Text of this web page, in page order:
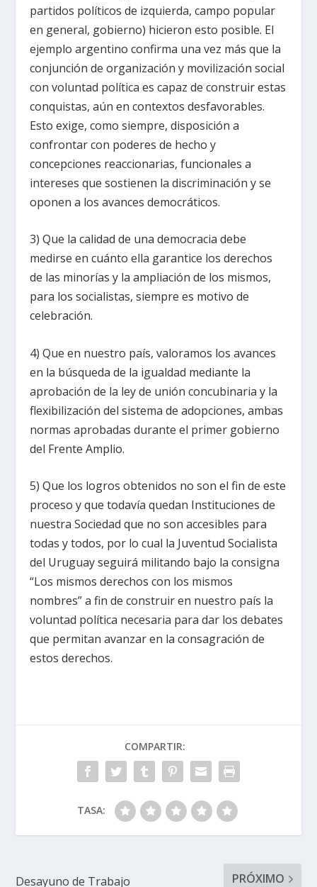
partidos políticos de izquierda, campo popular
en general, gobierno) hicieron esto posible. El
ejemplo argentino confirma una vez más que la
conjunción de organización y movilización social
con voluntad política es capaz de construir estas
conquistas, aún en contextos desfavorables.
Esto exige, como siempre, disposición a
confrontar con poderes de hecho y
concepciones reaccionarias, funcionales a
intereses que sostienen la discriminación y se
oponen a los avances democráticos.
3) Que la calidad de una democracia debe
medirse en cuánto ella garantice los derechos
de las minorías y la ampliación de los mismos,
para los socialistas, siempre es motivo de
celebración.
4) Que en nuestro país, valoramos los avances
en la búsqueda de la igualdad mediante la
aprobación de la ley de unión concubinaria y la
flexibilización del sistema de adopciones, ambas
normas aprobadas durante el primer gobierno
del Frente Amplio.
5) Que los logros obtenidos no son el fin de este
proceso y que todavía quedan Instituciones de
nuestra Sociedad que no son accesibles para
todas y todos, por lo cual la Juventud Socialista
del Uruguay seguirá militando bajo la consigna
“Los mismos derechos con los mismos
nombres” a fin de construir en nuestro país la
voluntad política necesaria para dar los debates
que permitan avanzar en la consagración de
estos derechos.
COMPARTIR:
TASA:
Desayuno de Trabajo PRÓXIMO